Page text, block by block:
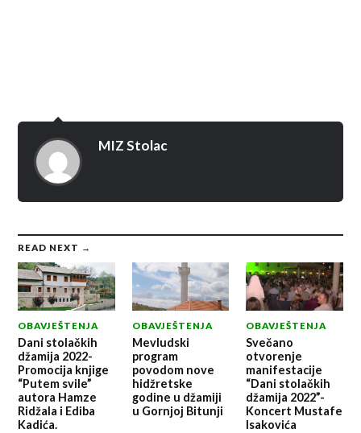
MIZ Stolac
READ NEXT →
OBAVJEŠTENJA
Dani stolačkih
džamija 2022-
Promocija knjige
“Putem svile”
autora Hamze
Ridžala i Ediba
Kadića.
OBAVJEŠTENJA
Mevludski
program
povodom nove
hidžretske
godine u džamiji
u Gornjoj Bitunji
OBAVJEŠTENJA
Svečano
otvorenje
manifestacije
“Dani stolačkih
džamija 2022”-
Koncert Mustafe
Isakovića